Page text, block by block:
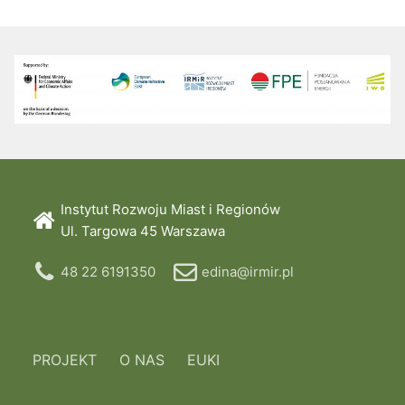
Instytut Rozwoju Miast i Regionów
Ul. Targowa 45 Warszawa
48 22 6191350 edina@irmir.pl
PROJEKT O NAS EUKI